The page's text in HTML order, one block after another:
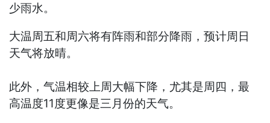
少雨水。
大温周五和周六将有阵雨和部分降雨，预计周日
天气将放晴。
此外，气温相较上周大幅下降，尤其是周四，最
高温度11度更像是三月份的天气。